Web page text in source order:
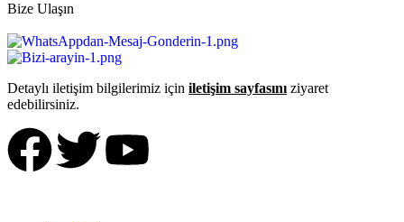
Bize Ulaşın
Detaylı iletişim bilgilerimiz için iletişim sayfasını ziyaret
edebilirsiniz.